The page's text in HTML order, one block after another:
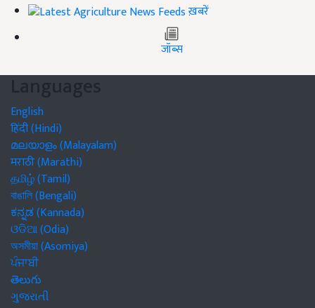
ख़बरें
जॉब्स
Languages
English
हिंदी (Hindi)
മലയാളം (Malayalam)
मराठी (Marathi)
தமிழ் (Tamil)
বাঙালি (Bengali)
ಕನ್ನಡ (Kannada)
ଓଡିଆ (Odia)
অসমীয়া (Asomiya)
ਪੰਜਾਬੀ
తెలుగు
ગુજરાતી